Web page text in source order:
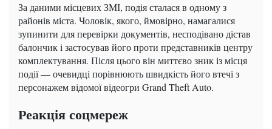
За даними місцевих ЗМІ, подія сталася в одному з
районів міста. Чоловік, якого, ймовірно, намагалися
зупинити для перевірки документів, несподівано дістав
балончик і застосував його проти представників центру
комплектування. Після цього він миттєво зник із місця
події — очевидці порівнюють швидкість його втечі з
персонажем відомої відеогри Grand Theft Auto.
Реакція соцмереж